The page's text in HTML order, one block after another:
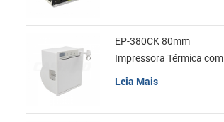
EP-380CK 80mm
Impressora Térmica com
Tampa de Bloqueio
Leia Mais